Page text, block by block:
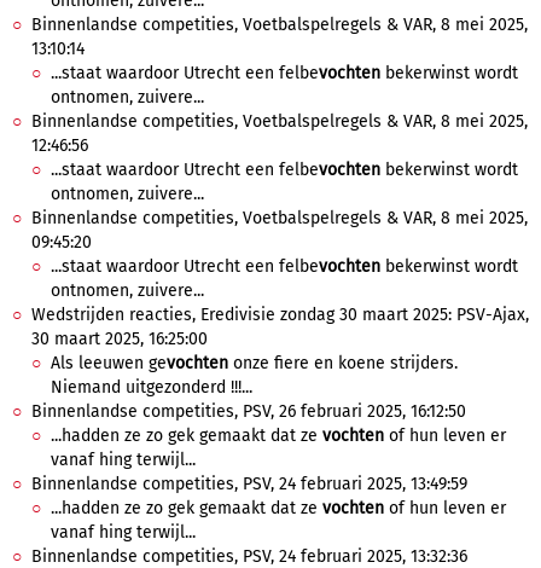
Binnenlandse competities, Voetbalspelregels & VAR, 8 mei 2025,
13:10:14
...staat waardoor Utrecht een felbevochten bekerwinst wordt
ontnomen, zuivere...
Binnenlandse competities, Voetbalspelregels & VAR, 8 mei 2025,
12:46:56
...staat waardoor Utrecht een felbevochten bekerwinst wordt
ontnomen, zuivere...
Binnenlandse competities, Voetbalspelregels & VAR, 8 mei 2025,
09:45:20
...staat waardoor Utrecht een felbevochten bekerwinst wordt
ontnomen, zuivere...
Wedstrijden reacties, Eredivisie zondag 30 maart 2025: PSV-Ajax,
30 maart 2025, 16:25:00
Als leeuwen gevochten onze fiere en koene strijders.
Niemand uitgezonderd !!!...
Binnenlandse competities, PSV, 26 februari 2025, 16:12:50
...hadden ze zo gek gemaakt dat ze vochten of hun leven er
vanaf hing terwijl...
Binnenlandse competities, PSV, 24 februari 2025, 13:49:59
...hadden ze zo gek gemaakt dat ze vochten of hun leven er
vanaf hing terwijl...
Binnenlandse competities, PSV, 24 februari 2025, 13:32:36